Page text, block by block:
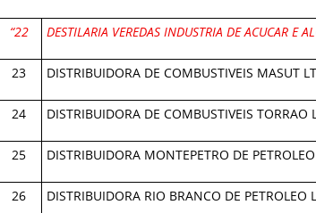
“22 DESTILARIA VEREDAS INDUSTRIA DE ACUCAR E
23 DISTRIBUIDORA DE COMBUSTIVEIS MASUT
24 DISTRIBUIDORA DE COMBUSTIVEIS TORRAO
25 DISTRIBUIDORA MONTEPETRO DE
26 DISTRIBUIDORA RIO BRANCO DE PETROLEO